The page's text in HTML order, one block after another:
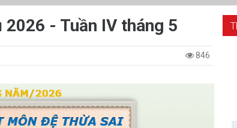
- Tuần IV tháng 5
846